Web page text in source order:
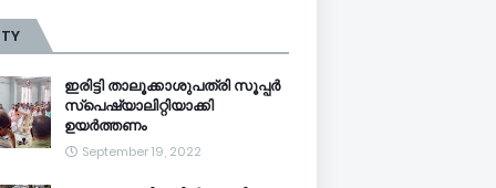
ഇരിട്ടി താലൂക്കാശുപത്രി സൂപ്പർ
സ്‌പെഷ്യാലിറ്റിയാക്കി
ഉയർത്തണം
September 19, 2022